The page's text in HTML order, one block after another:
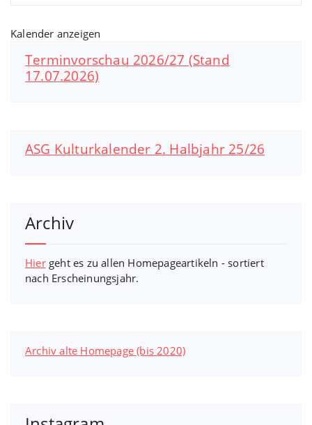
Kalender anzeigen
Terminvorschau 2026/27 (Stand
17.07.2026)
ASG Kulturkalender 2. Halbjahr 25/26
Archiv
Hiergeht es zu allen Homepageartikeln - sortiert
nach Erscheinungsjahr.
Archiv alte Homepage (bis 2020)